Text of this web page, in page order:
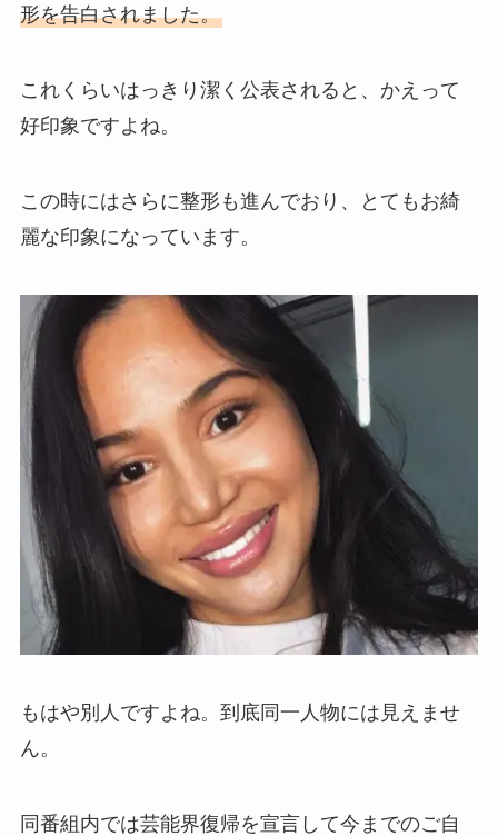
形を告白されました。
これくらいはっきり潔く公表されると、かえって
好印象ですよね。
この時にはさらに整形も進んでおり、とてもお綺
麗な印象になっています。
もはや別人ですよね。到底同一人物には見えませ
ん。
同番組内では芸能界復帰を宣言して今までのご自